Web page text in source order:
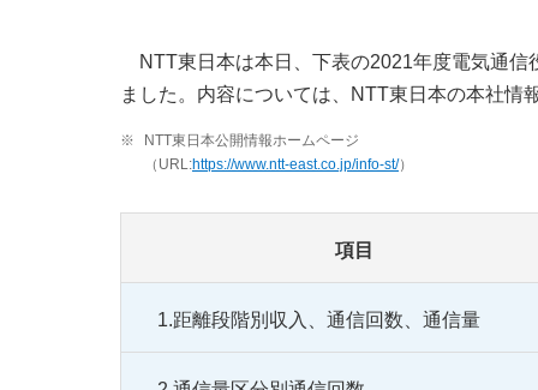
NTT東日本は本日、下表の2021年度電気通
ました。内容については、NTT東日本の本社情
※
NTT東日本公開情報ホームページ
（URL:https://www.ntt-east.co.jp/info-st/）
項目
1.距離段階別収入、通信回数、通信量